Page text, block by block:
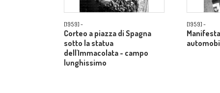
[1959] -
Corteo a piazza di Spagna
sotto la statua
dell'Immacolata - campo
lunghissimo
[1959] -